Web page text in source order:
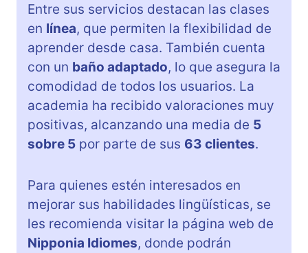
Entre sus servicios destacan las clases
en línea, que permiten la flexibilidad de
aprender desde casa. También cuenta
con un baño adaptado, lo que asegura la
comodidad de todos los usuarios. La
academia ha recibido valoraciones muy
positivas, alcanzando una media de 5
sobre 5 por parte de sus 63 clientes.
Para quienes estén interesados en
mejorar sus habilidades lingüísticas, se
les recomienda visitar la página web de
Nipponia Idiomes, donde podrán